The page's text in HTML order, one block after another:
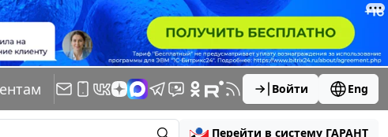
Войти Eng
Перейти в систему ГАРАНТ